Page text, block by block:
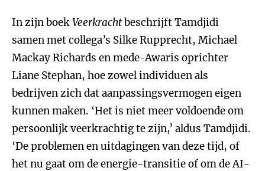
In zijn boekVeerkrachtbeschrijft Tamdjidi
samen met collega’s Silke Rupprecht, Michael
Mackay Richards en mede-Awaris oprichter
Liane Stephan, hoe zowel individuen als
bedrijven zich dat aanpassingsvermogen eigen
kunnen maken. ‘Het is niet meer voldoende om
persoonlijk veerkrachtig te zijn,’ aldus Tamdjidi.
‘De problemen en uitdagingen van deze tijd, of
het nu gaat om de energie-transitie of om de AI-